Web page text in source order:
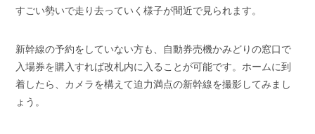
すごい勢いで走り去っていく様子が間近で見られます。
新幹線の予約をしていない方も、自動券売機かみどりの窓口で
入場券を購入すれば改札内に入ることが可能です。ホームに到
着したら、カメラを構えて迫力満点の新幹線を撮影してみまし
ょう。